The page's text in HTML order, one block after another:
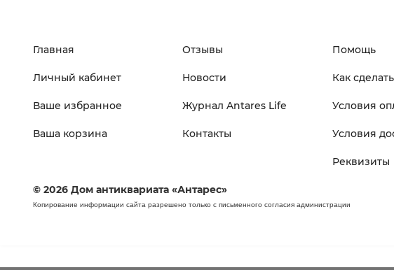
Главная
Личный кабинет
Ваше избранное
Ваша корзина
Отзывы
Новости
Журнал Antares Life
Контакты
Помощь
Как
Условия
Условия
Реквизиты
© 2026 Дом антиквариата «Антарес»
Копирование информации сайта разрешено только с письменного согласия администрации